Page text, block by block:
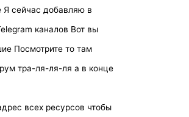
Я сейчас добавляю в
каналов Вот вы
Посмотрите то там
тра-ля-ля-ля а в конце
всех ресурсов чтобы